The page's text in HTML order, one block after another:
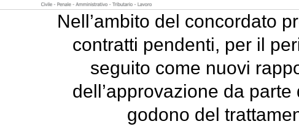
Nell’ambito del concordato
contratti pendenti, per il
seguito come nuovi
dell’approvazione da
godono del